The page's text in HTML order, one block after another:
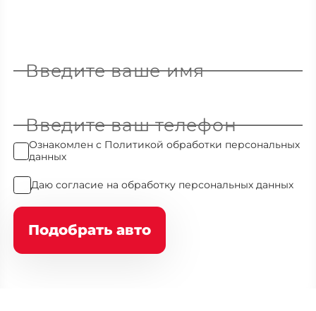
Введите ваше имя
Введите ваш телефон
Ознакомлен с Политикой обработки персональных
данных
Даю согласие на обработку персональных данных
Подобрать авто